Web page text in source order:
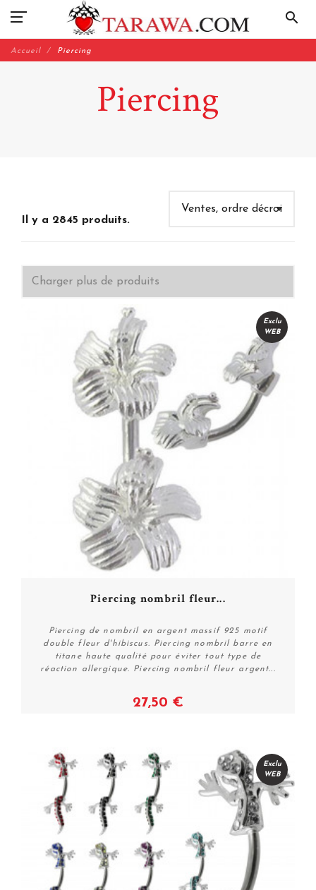
search
Accueil Piercing
Piercing
Il y a 2845 produits.
Charger plus de produits
Plus de détails
Exclu
WEB
Piercing nombril fleur...
Piercing de nombril en argent massif 925 motif
double fleur d'hibiscus. Piercing nombril barre en
titane haute qualité pour éviter tout type de
réaction allergique. Piercing nombril fleur argent...
27,50 €
Exclu
WEB